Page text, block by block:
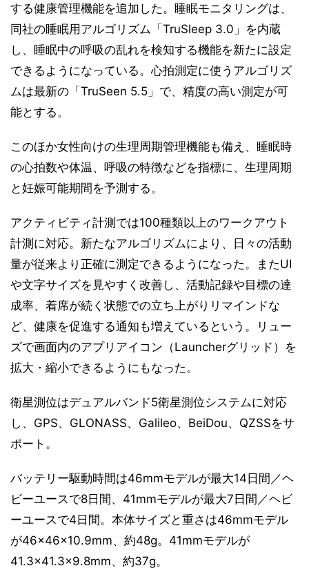
する健康管理機能を追加した。睡眠モニタリングは、
同社の睡眠用アルゴリズム「TruSleep 3.0」を内蔵
し、睡眠中の呼吸の乱れを検知する機能を新たに設定
できるようになっている。心拍測定に使うアルゴリズ
ムは最新の「TruSeen 5.5」で、精度の高い測定が可
能とする。
このほか女性向けの生理周期管理機能も備え、睡眠時
の心拍数や体温、呼吸の特徴などを指標に、生理周期
と妊娠可能期間を予測する。
アクティビティ計測では100種類以上のワークアウト
計測に対応。新たなアルゴリズムにより、日々の活動
量が従来より正確に測定できるようになった。またUI
や文字サイズを見やすく改善し、活動記録や目標の達
成率、着席が続く状態での立ち上がりリマインドな
ど、健康を促進する通知も増えているという。リュー
ズで画面内のアプリアイコン（Launcherグリッド）を
拡大・縮小できるようにもなった。
衛星測位はデュアルバンド5衛星測位システムに対応
し、GPS、GLONASS、Galileo、BeiDou、QZSSをサ
ポート。
バッテリー駆動時間は46mmモデルが最大14日間／ヘ
ビーユースで8日間、41mmモデルが最大7日間／ヘビ
ーユースで4日間。本体サイズと重さは46mmモデル
が46×46×10.9mm、約48g。41mmモデルが
41.3×41.3×9.8mm、約37g。